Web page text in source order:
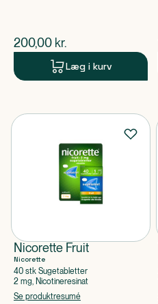
$nuværende pris
200,00 kr.
Læg i kurv
Nicorette Fruit
Nicorette
40 stk Sugetabletter
2 mg, Nicotineresinat
Se produktresumé